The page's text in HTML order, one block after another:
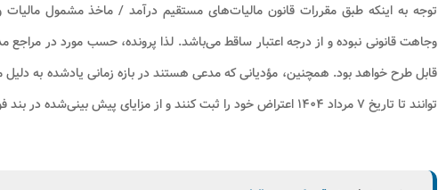
توجه به اینکه طبق مقررات قانون مالیات‌های مستقیم درآمد / ماخذ مشمول
قابل طرح خواهد بود. همچنین، مؤدیانی که مدعی هستند در بازه زمانی یادشده به
‌توانند تا تاریخ ۷ مرداد ۱۴۰۴ اعتراض خود را ثبت کنند و از مزایای پیش ‌بینی‌شده در بند فوق بهره ‌مند شوند.